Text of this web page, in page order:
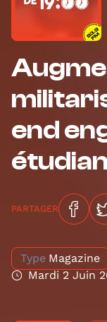
end
PARTAGER
Type Magazine
Mardi 2 Juin